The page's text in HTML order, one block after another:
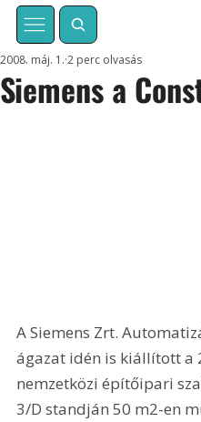
Siemens a
2008. máj. 1. 2 perc olvasás
A Siemens Zrt.
ágazat idén is kiállított a
nemzetközi építőipari
3/D standján 50 m2-en